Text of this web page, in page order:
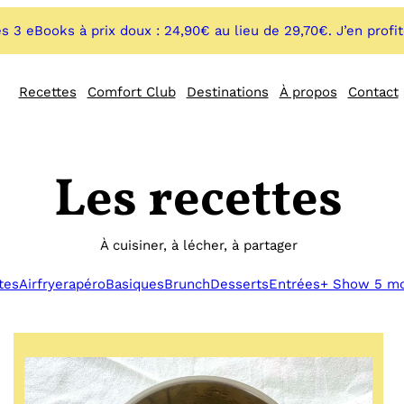
3 eBooks à prix doux : 24,90€ au lieu de 29,70€. J’en
Recettes Comfort Club Destinations À propos Contact
Les recettes
À cuisiner, à lécher, à partager
AirfryerapéroBasiquesBrunchDessertsEntrées+ Show 5